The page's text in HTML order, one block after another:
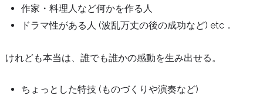
作家・料理人など何かを作る人
ドラマ性がある人 (波乱万丈の後の成功など) etc．
けれども本当は、誰でも誰かの感動を生み出せる。
ちょっとした特技 (ものづくりや演奏など)